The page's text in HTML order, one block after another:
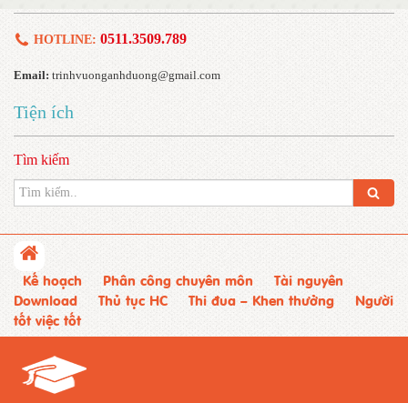
HOTLINE: 0511.3509.789
Email: trinhvuonganhduong@gmail.com
Tiện ích
Tìm kiếm
Kế hoạch Phân công chuyên môn
Tài nguyên
Download
Thủ tục HC Thi đua – Khen thưởng
Người
tốt việc tốt